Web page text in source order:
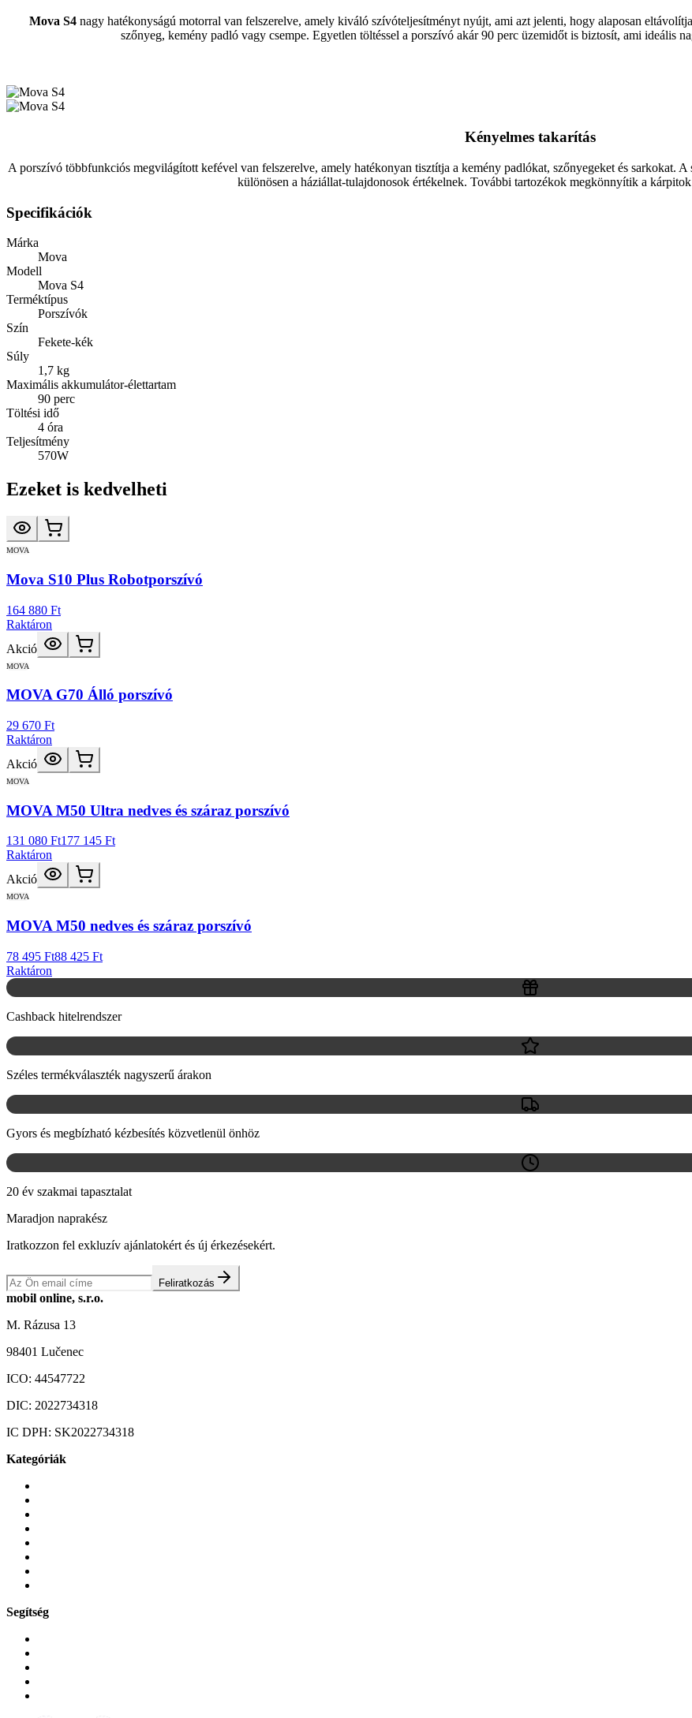
Mova S4nagy hatékonyságú motorral van felszerelve, amely kiváló szívóteljesítményt nyújt, ami azt jelenti, hogy alaposan
szőnyeg, kemény padló vagy csempe. Egyetlen töltéssel a porszívó akár 90 perc üzemidőt is biztosít, ami ideális
Kényelmes takarítás
A porszívó többfunkciós megvilágított kefével van felszerelve, amely hatékonyan tisztítja a kemény padlókat, szőnyegeket és sarkokat. A
különösen a háziállat-tulajdonosok értékelnek. További tartozékok megkönnyítik a
Specifikációk
Márka
Mova
Modell
Mova S4
Terméktípus
Porszívók
Szín
Fekete-kék
Súly
1,7 kg
Maximális akkumulátor-élettartam
90 perc
Töltési idő
4 óra
Teljesítmény
570W
Ezeket is kedvelheti
MOVA
Mova S10 Plus Robotporszívó
164 880 Ft
Raktáron
Akció
MOVA
MOVA G70 Álló porszívó
29 670 Ft
Raktáron
Akció
MOVA
MOVA M50 Ultra nedves és száraz porszívó
131 080 Ft177 145 Ft
Raktáron
Akció
MOVA
MOVA M50 nedves és száraz porszívó
78 495 Ft88 425 Ft
Raktáron
Cashback hitelrendszer
Széles termékválaszték nagyszerű árakon
Gyors és megbízható kézbesítés közvetlenül önhöz
20 év szakmai tapasztalat
Maradjon naprakész
Iratkozzon fel exkluzív ajánlatokért és új érkezésekért.
Feliratkozás
mobil online, s.r.o.
M. Rázusa 13
98401 Lučenec
ICO: 44547722
DIC: 2022734318
IC DPH: SK2022734318
Kategóriák
Segítség